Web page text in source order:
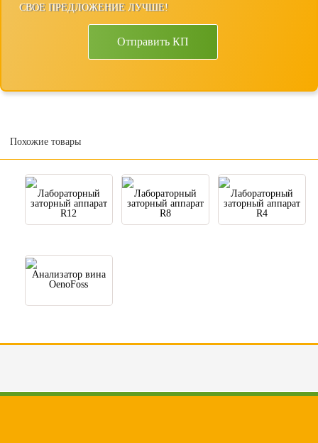
СВОЕ ПРЕДЛОЖЕНИЕ ЛУЧШЕ!
Отправить КП
Похожие товары
Лабораторный
заторный аппарат
R12
Лабораторный
заторный аппарат
R8
Лабораторный
заторный аппарат
R4
Анализатор вина
OenoFoss